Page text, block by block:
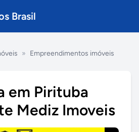
Brasil
» Empreendimentos imóveis
em Pirituba
Mediz Imoveis